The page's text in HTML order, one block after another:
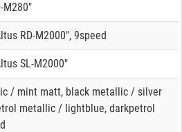
M280"
RD-M2000", 9speed
SL-M2000"
/ mint matt, black metallic / silver
metallic / lightblue, darkpetrol